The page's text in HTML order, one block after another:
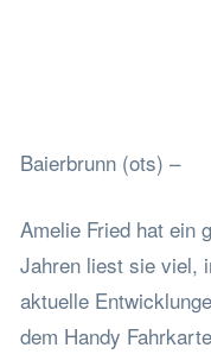
Baierbrunn (ots) –
Amelie Fried hat ein
Jahren liest sie viel,
aktuelle
dem Handy